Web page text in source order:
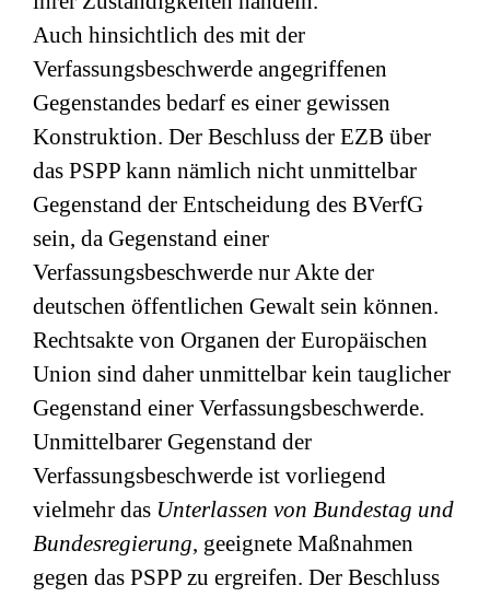
Auch hinsichtlich des mit der
Verfassungsbeschwerde angegriffenen
Gegenstandes bedarf es einer gewissen
Konstruktion. Der Beschluss der EZB über
das PSPP kann nämlich nicht unmittelbar
Gegenstand der Entscheidung des BVerfG
sein, da Gegenstand einer
Verfassungsbeschwerde nur Akte der
deutschen öffentlichen Gewalt sein können.
Rechtsakte von Organen der Europäischen
Union sind daher unmittelbar kein tauglicher
Gegenstand einer Verfassungsbeschwerde.
Unmittelbarer Gegenstand der
Verfassungsbeschwerde ist vorliegend
vielmehr das Unterlassen von Bundestag und
Bundesregierung, geeignete Maßnahmen
gegen das PSPP zu ergreifen. Der Beschluss